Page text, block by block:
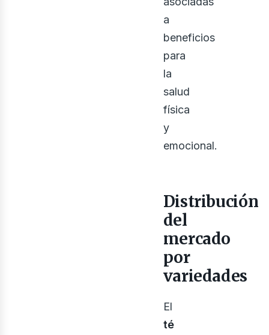
a
beneficios
para
la
salud
física
y
emocional.
Distribución
del
mercado
por
variedades
El
té